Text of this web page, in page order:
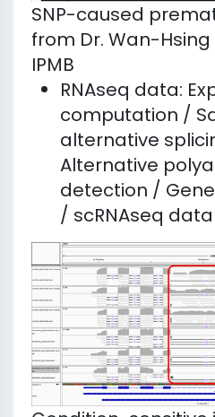
SNP-caused
from Dr. Wan-Hsing
IPMB
RNAseq data:
computation /
alternative
Alternative
detection /
/ scRNAseq